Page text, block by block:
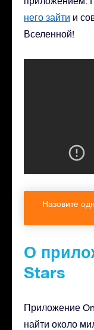
него зайти и
Вселенной!
Назовите
О
Stars
Приложение
найти около